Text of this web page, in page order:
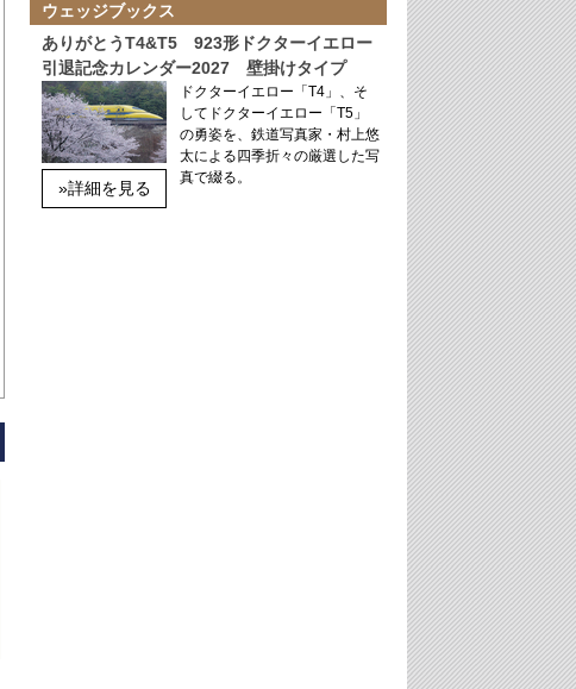
ウェッジブックス
ありがとうT4&T5 923形ドクターイエロー
引退記念カレンダー2027 壁掛けタイプ
»詳細を見る
ドクターイエロー「T4」、そ
してドクターイエロー「T5」
の勇姿を、鉄道写真家・村上悠
太による四季折々の厳選した写
真で綴る。